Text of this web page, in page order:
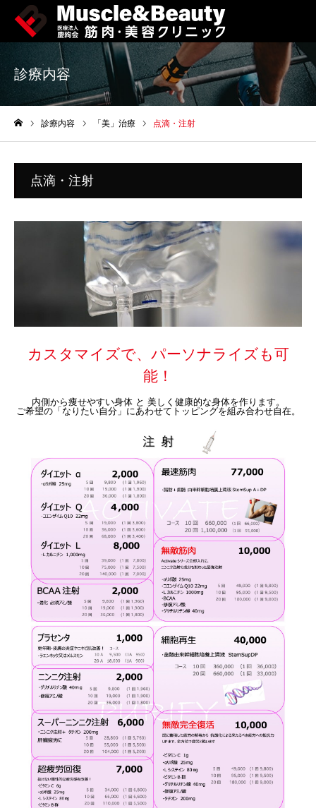
診療内容
診療内容 「美」治療 点滴・注射
点滴・注射
カスタマイズで、パーソナライズも可
能！
内側から痩せやすい身体 と 美しく健康的な身体を作ります。
ご希望の「なりたい自分」にあわせてトッピングを組み合わせ自在。